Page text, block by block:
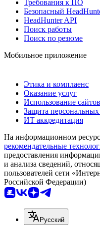
Требования к ПО
Безопасный
HeadHunter API
Поиск работы
Поиск по резюме
Мобильное приложение
Этика и комплаенс
Оказание услуг
Использование сайтов
Защита
ИТ аккредитация
На информационном
рекомендательные
предоставления
и анализа сведений,
пользователей сети
Российской Федерации)
Русский